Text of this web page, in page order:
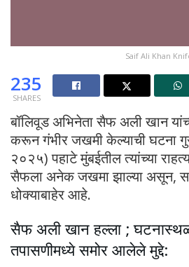
Saif Ali Khan
235
SHARES
बॉलिवूड अभिनेता सैफ अली खान
करून गंभीर जखमी केल्याची घटना
२०२५) पहाटे मुंबईतील त्यांच्या
सैफला अनेक जखमा झाल्या असून,
धोक्याबाहेर आहे.
सैफ अली खान हल्ला ;
तपासणीमध्ये समोर आलेले मुद्दे: